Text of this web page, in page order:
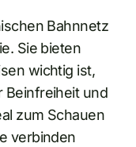
Bahnnetz
Sie bieten
wichtig ist,
Beinfreiheit und
zum Schauen
verbinden